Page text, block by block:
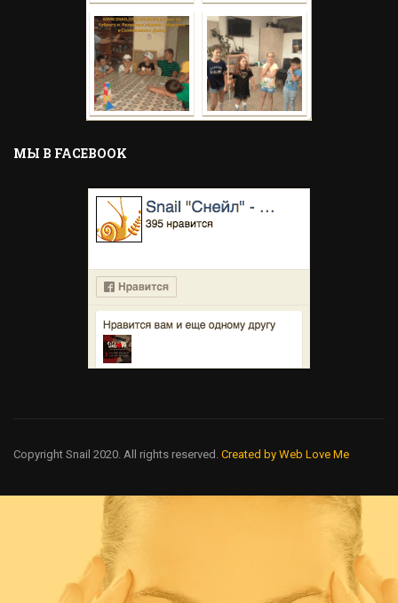
MЫ В FACEBOOK
Copyright Snail 2020. All rights reserved. Created by Web Love Me